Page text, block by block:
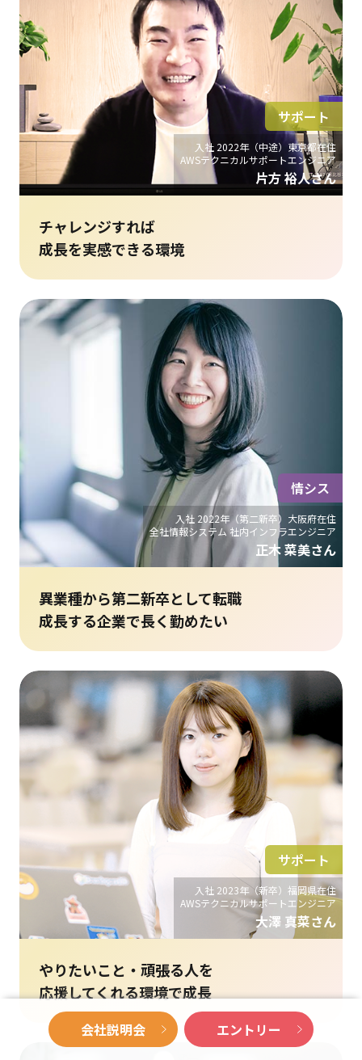
会社説明会 エントリー
入社 2022年（中途）東京都在住
AWSテクニカルサポートエンジニア
片方 裕人さん
サポート
チャレンジすれば
成長を実感できる環境
入社 2022年（第二新卒）大阪府在住
全社情報システム 社内インフラエンジニア
正木 菜美さん
情シス
異業種から第二新卒として転職
成長する企業で長く勤めたい
入社 2023年（新卒）福岡県在住
AWSテクニカルサポートエンジニア
大澤 真菜さん
サポート
やりたいこと・頑張る人を
応援してくれる環境で成長